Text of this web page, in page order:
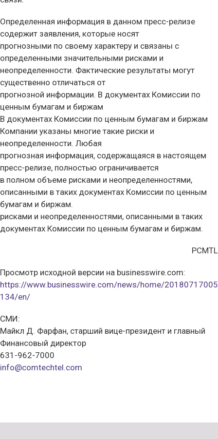
Определенная информация в данном пресс-релизе
содержит заявления, которые носят
прогнозными по своему характеру и связаны с
определенными значительными рисками и
неопределенности. Фактические результаты могут
существенно отличаться от
прогнозной информации. В документах Комиссии по
ценным бумагам и биржам
В документах Комиссии по ценным бумагам и биржам
Компании указаны многие такие риски и
неопределенности. Любая
прогнозная информация, содержащаяся в настоящем
пресс-релизе, полностью ограничивается
в полном объеме рисками и неопределенностями,
описанными в таких документах Комиссии по ценным
бумагам и биржам.
рисками и неопределенностями, описанными в таких
документах Комиссии по ценным бумагам и биржам.
PCMTL
Просмотр исходной версии на businesswire.com:
https://www.businesswire.com/news/home/20180717005
134/en/
СМИ:
Майкл Д. Фарфан, старший вице-президент и главный
Финансовый директор
631-962-7000
info@comtechtel.com